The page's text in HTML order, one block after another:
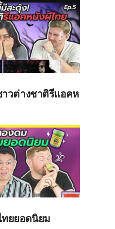
วต่างชาติรีแอคห
ทยยอดนิยม